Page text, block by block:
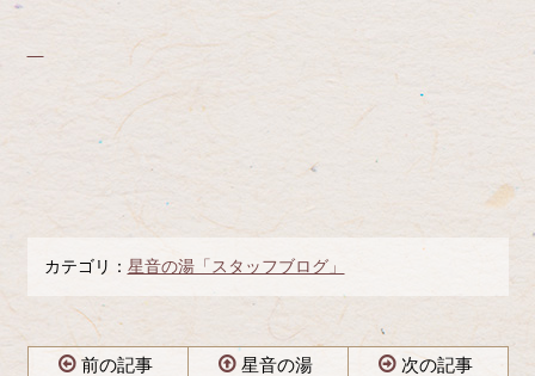
カテゴリ： 星音の湯「スタッフブログ」
前の記事
星音の湯
次の記事